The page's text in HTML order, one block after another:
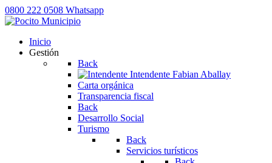
0800 222 0508 Whatsapp
Inicio
Gestión
Back
Intendente Fabian Aballay
Carta orgánica
Transparencia fiscal
Back
Desarrollo Social
Turismo
Back
Servicios turísticos